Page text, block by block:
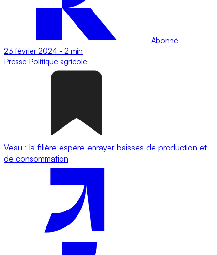
Abonné
23 février 2024 - 2 min
Presse Politique agricole
Veau : la filière espère enrayer baisses de production et
de consommation